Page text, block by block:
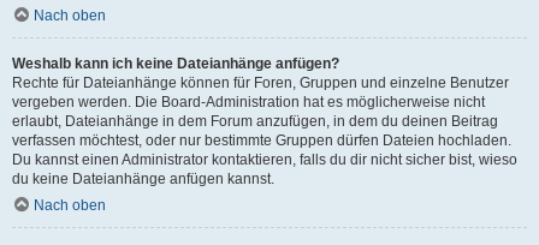
Nach oben
Weshalb kann ich keine Dateianhänge anfügen?
Rechte für Dateianhänge können für Foren, Gruppen und einzelne Benutzer
vergeben werden. Die Board-Administration hat es möglicherweise nicht
erlaubt, Dateianhänge in dem Forum anzufügen, in dem du deinen Beitrag
verfassen möchtest, oder nur bestimmte Gruppen dürfen Dateien hochladen.
Du kannst einen Administrator kontaktieren, falls du dir nicht sicher bist, wieso
du keine Dateianhänge anfügen kannst.
Nach oben